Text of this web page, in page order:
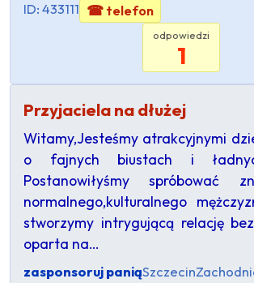
ID: 433111 ☎ telefon
odpowiedzi
1
Przyjaciela na dłużej
Witamy,Jesteśmy atrakcyjnymi
o fajnych biustach i
Postanowiłyśmy spróbować
normalnego,kulturalnego
stworzymy intrygującą relację
oparta na…
zasponsoruj paniąSzczecin